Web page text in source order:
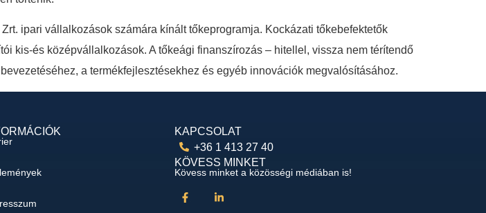
ipari vállalkozások számára kínált tőkeprogramja. Kockázati tőkebefektetők
kis-és középvállalkozások. A tőkeági finanszírozás – hitellel, vissza nem térítendő
a termékfejlesztésekhez és egyéb innovációk megvalósításához.
KAPCSOLAT
+36 1 413 27 40
KÖVESS MINKET
Kövess minket a közösségi médiában is!